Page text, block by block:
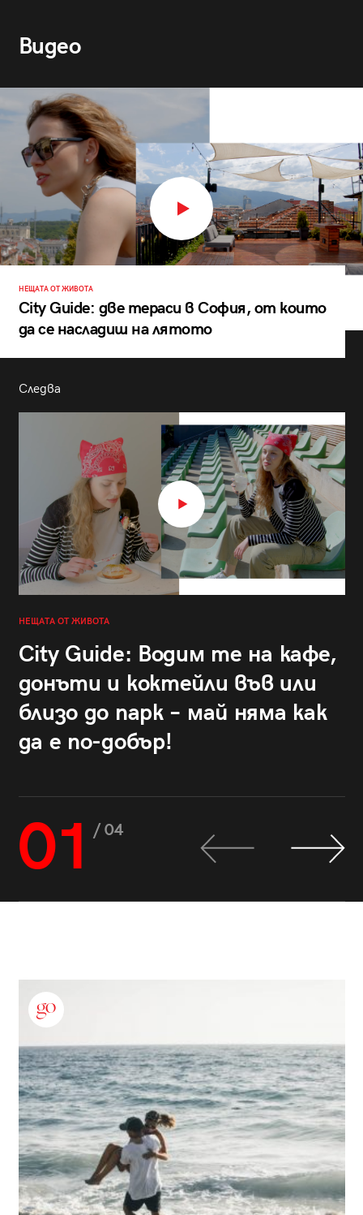
Видео
НЕЩАТА ОТ ЖИВОТА
City Guide: две тераси в София, от които
да се насладиш на лятото
Следва
НЕЩАТА ОТ ЖИВОТА
City Guide: Водим те на кафе,
донъти и коктейли във или
близо до парк – май няма как
да е по-добър!
01 / 04